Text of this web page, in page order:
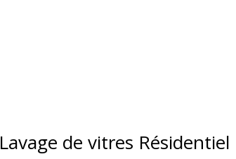
Lavage de vitres Résidentiel